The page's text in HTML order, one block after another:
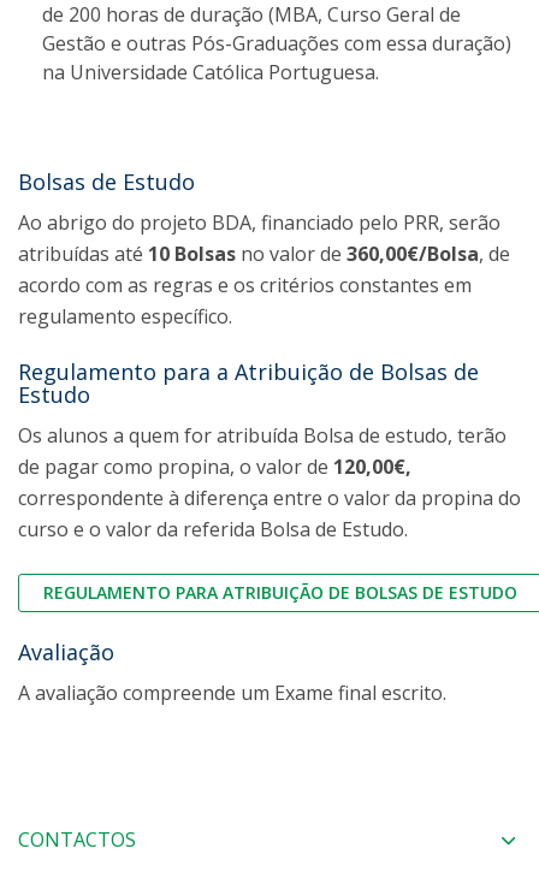
de 200 horas de duração (MBA, Curso Geral de
Gestão e outras Pós-Graduações com essa duração)
na Universidade Católica Portuguesa.
Bolsas de Estudo
Ao abrigo do projeto BDA, financiado pelo PRR, serão
atribuídas até 10 Bolsas no valor de 360,00€/Bolsa, de
acordo com as regras e os critérios constantes em
regulamento específico.
Regulamento para a Atribuição de Bolsas de
Estudo
Os alunos a quem for atribuída Bolsa de estudo, terão
de pagar como propina, o valor de 120,00€,
correspondente à diferença entre o valor da propina do
curso e o valor da referida Bolsa de Estudo.
REGULAMENTO PARA ATRIBUIÇÃO DE BOLSAS DE ESTUDO
Avaliação
A avaliação compreende um Exame final escrito.
CONTACTOS